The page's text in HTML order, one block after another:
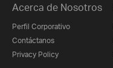
Acerca de Nosotros
Perfil Corporativo
Contáctanos
Privacy Policy